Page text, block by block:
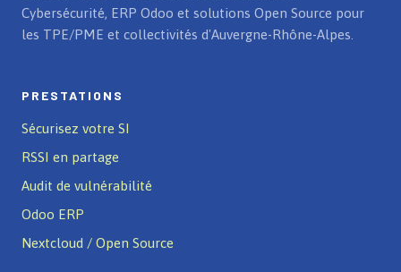
Cybersécurité, ERP Odoo et solutions Open Source pour
les TPE/PME et collectivités d'Auvergne-Rhône-Alpes.
PRESTATIONS
Sécurisez votre SI
RSSI en partage
Audit de vulnérabilité
Odoo ERP
Nextcloud / Open Source